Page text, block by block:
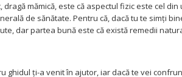
dragă mămică, este că aspectul fizic este cel
de sănătate. Pentru că, dacă tu te simți
dar partea bună este că există remedii
ghidul ți-a venit în ajutor, iar dacă te vei